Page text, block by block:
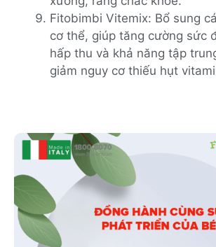
Fitobimbi Vitemix: Bổ sung
cơ thể, giúp tăng cường sức
hấp thu và khả năng tập
giảm nguy cơ thiếu hụt